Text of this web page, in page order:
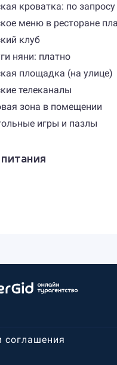
кроватка: по запросу
меню в ресторане
клуб
няни: платно
площадка (на улице)
телеканалы
зона в помещении
игры и пазлы
соглашения